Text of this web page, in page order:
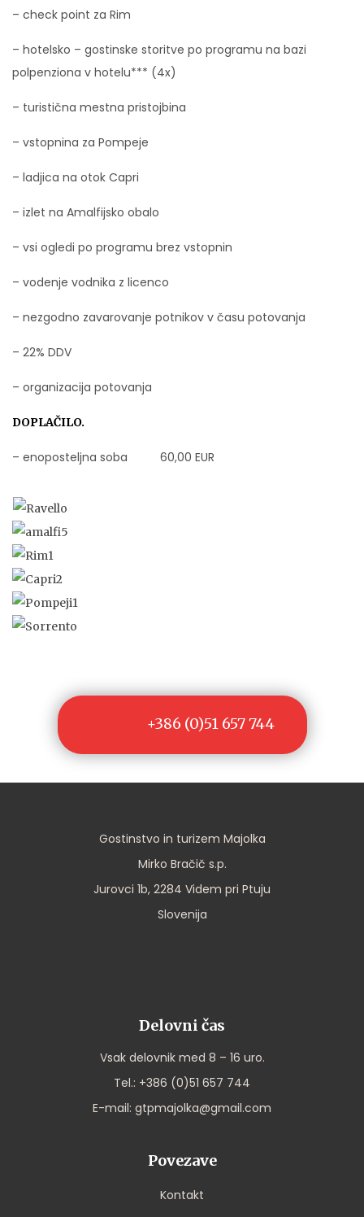
– check point za Rim
– hotelsko – gostinske storitve po programu na bazi
polpenziona v hotelu*** (4x)
– turistična mestna pristojbina
– vstopnina za Pompeje
– ladjica na otok Capri
– izlet na Amalfijsko obalo
– vsi ogledi po programu brez vstopnin
– vodenje vodnika z licenco
– nezgodno zavarovanje potnikov v času potovanja
– 22% DDV
– organizacija potovanja
DOPLAČILO.
– enoposteljna soba 60,00 EUR
+386 (0)51 657 744
Gostinstvo in turizem Majolka
Mirko Bračič s.p.
Jurovci 1b, 2284 Videm pri Ptuju
Slovenija
Delovni čas
Vsak delovnik med 8 – 16 uro.
Tel.: +386 (0)51 657 744
E-mail: gtpmajolka@gmail.com
Povezave
Kontakt